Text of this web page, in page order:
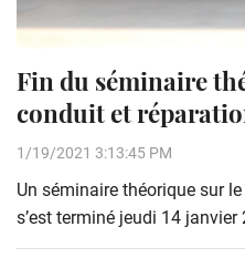
Fin du séminaire
conduit et
1/19/2021 3:13:45 PM
Un séminaire théorique sur
s’est terminé jeudi 14 janvier